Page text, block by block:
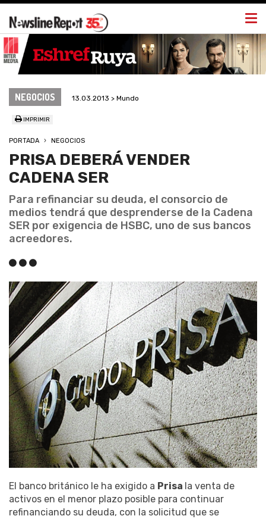
NEGOCIOS 13.03.2013 > Mundo
IMPRIMIR
PORTADA NEGOCIOS
PRISA DEBERÁ VENDER
CADENA SER
Para refinanciar su deuda, el consorcio de
medios tendrá que desprenderse de la Cadena
SER por exigencia de HSBC, uno de sus bancos
acreedores.
El banco británico le ha exigido a Prisa la venta de
activos en el menor plazo posible para continuar
refinanciando su deuda, con la solicitud que se